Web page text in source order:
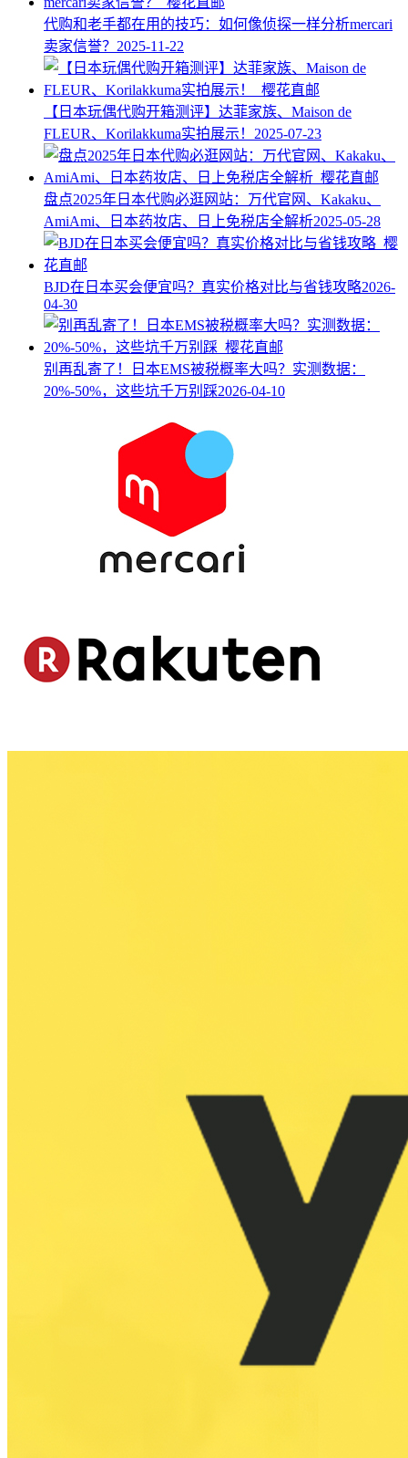
代购和老手都在用的技巧：如何像侦探一样分析mercari
卖家信誉？ 2025-11-22
【日本玩偶代购开箱测评】达菲家族、Maison de
FLEUR、Korilakkuma实拍展示！ 2025-07-23
盘点2025年日本代购必逛网站：万代官网、Kakaku、
AmiAmi、日本药妆店、日上免税店全解析2025-05-28
BJD在日本买会便宜吗？真实价格对比与省钱攻略2026-
04-30
别再乱寄了！日本EMS被税概率大吗？实测数据：
20%-50%，这些坑千万别踩2026-04-10